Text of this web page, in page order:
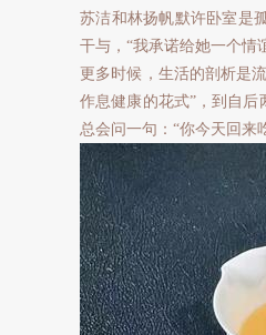
苏洁和林扬帆默许卧室是
干与，“我承诺给她一个情
更多时候，生活的剖析是
作息健康的花式”，到自
总会问一句：“你今天回来